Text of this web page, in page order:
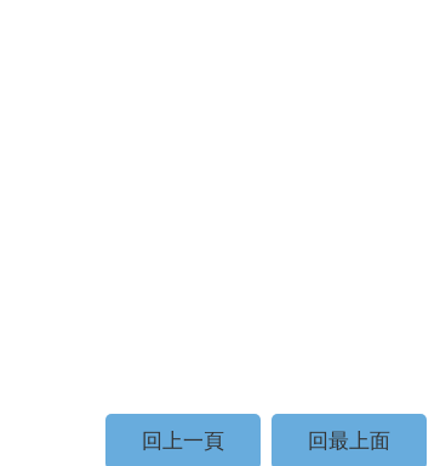
回上一頁 回最上面